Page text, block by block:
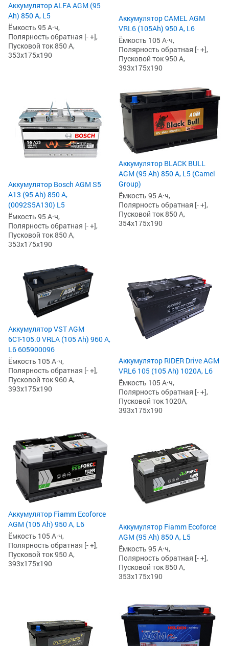
Аккумулятор ALFA AGM (95
Ah) 850 А, L5
Ёмкость 95 А·ч,
Полярность обратная [- +],
Пусковой ток 850 А,
353x175x190
Аккумулятор CAMEL AGM
VRL6 (105Ah) 950 А, L6
Ёмкость 105 А·ч,
Полярность обратная [- +],
Пусковой ток 950 А,
393x175x190
Аккумулятор Bosch AGM S5
А13 (95 Ah) 850 А,
(0092S5A130) L5
Ёмкость 95 А·ч,
Полярность обратная [- +],
Пусковой ток 850 А,
353x175x190
Аккумулятор BLACK BULL
AGM (95 Ah) 850 А, L5 (Camel
Group)
Ёмкость 95 А·ч,
Полярность обратная [- +],
Пусковой ток 850 А,
354x175x190
Аккумулятор VST AGM
6СТ-105.0 VRLA (105 Ah) 960 А,
L6 605900096
Ёмкость 105 А·ч,
Полярность обратная [- +],
Пусковой ток 960 А,
393x175x190
Аккумулятор RIDER Drive AGM
VRL6 105 (105 Ah) 1020А, L6
Ёмкость 105 А·ч,
Полярность обратная [- +],
Пусковой ток 1020А,
393x175x190
Аккумулятор Fiamm Ecoforce
AGM (105 Ah) 950 А, L6
Ёмкость 105 А·ч,
Полярность обратная [- +],
Пусковой ток 950 А,
393x175x190
Аккумулятор Fiamm Ecoforce
AGM (95 Ah) 850 A, L5
Ёмкость 95 А·ч,
Полярность обратная [- +],
Пусковой ток 850 А,
353x175x190